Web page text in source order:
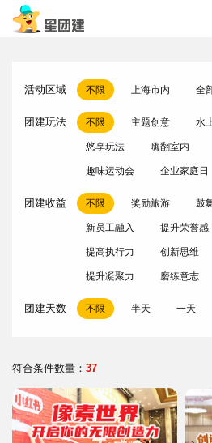
活动区域 不限 上海市内 全
团建玩法 不限 主题创意 水
悠享玩法 嗨翻室内
趣味运动会 企业家庭日
团建收益 不限 奖励旅游 鼓
新员工融入 提升荣誉感
提高执行力 创新思维
提升凝聚力 磨练意志
团建天数 不限 半天 一天
符合条件数量： 37